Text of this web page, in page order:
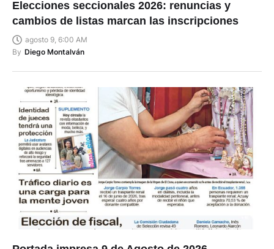
Elecciones seccionales 2026: renuncias y
cambios de listas marcan las inscripciones
agosto 9, 6:00 AM
By Diego Montalván